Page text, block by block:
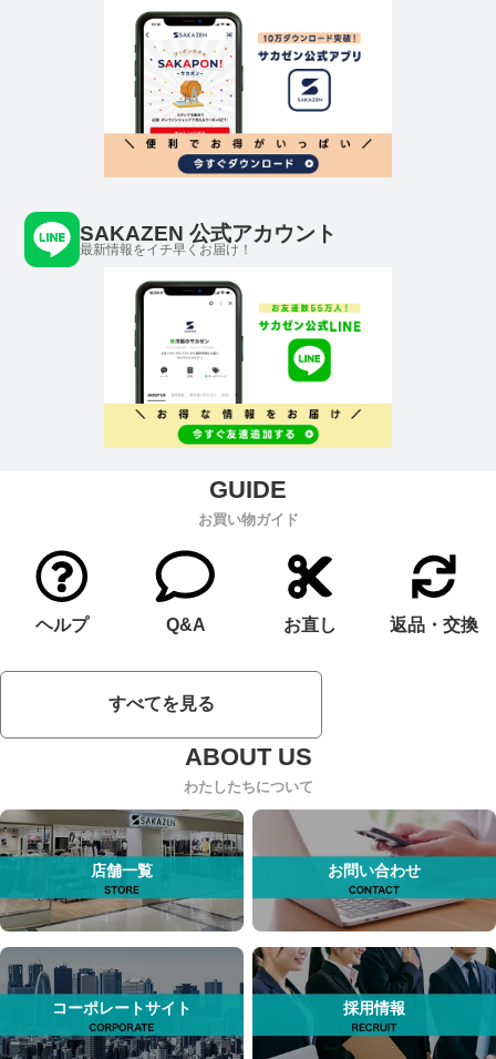
SAKAZEN 公式アカウント
最新情報をイチ早くお届け！
お買い物ガイド
ヘルプ Q&A お直し 返品・交換
すべてを見る
わたしたちについて
店舗一覧 お問い合わせ
コーポレートサイト 採用情報